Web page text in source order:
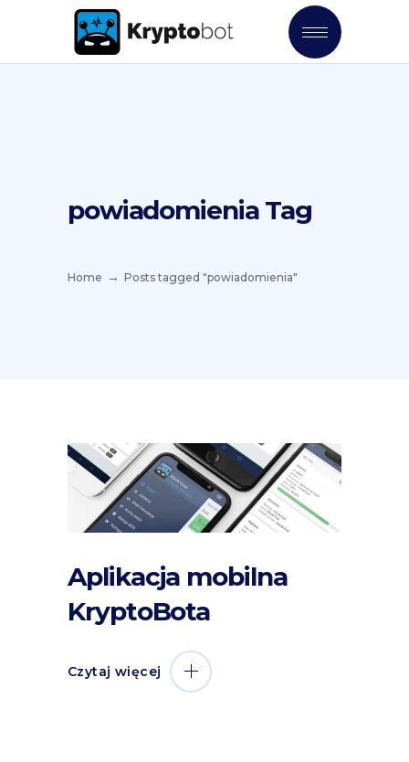
powiadomienia Tag
Home Posts tagged "powiadomienia"
Aplikacja mobilna
KryptoBota
Czytaj więcej